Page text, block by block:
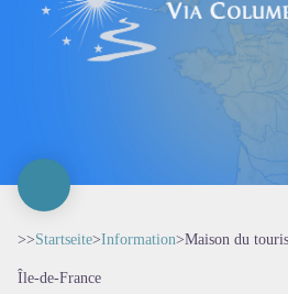
>>Startseite>Information>Maison du
Île-de-France